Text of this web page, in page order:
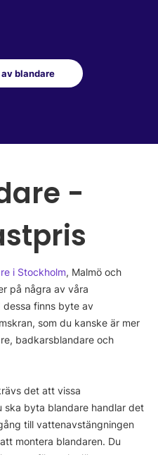
blandare
-
i Stockholm, Malmö och
på några av våra
dessa finns byte av
som du kanske är mer
badkarsblandare och
det att vissa
byta blandare handlar det
till vattenavstängningen
montera blandaren. Du